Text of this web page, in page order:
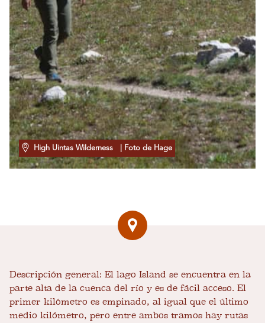
High Uintas Wilderness | Foto de Hage
Descripción general: El lago Island se encuentra en la
parte alta de la cuenca del río y es de fácil acceso. El
primer kilómetro es empinado, al igual que el último
medio kilómetro, pero entre ambos tramos hay rutas